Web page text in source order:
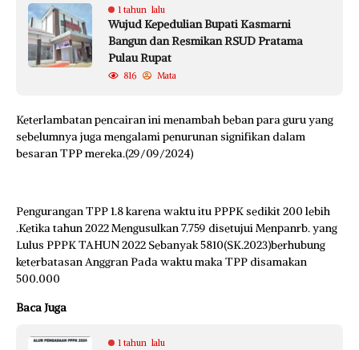
1 tahun lalu
Wujud Kepedulian Bupati Kasmarni
Bangun dan Resmikan RSUD Pratama
Pulau Rupat
816 Mata
Keterlambatan pencairan ini menambah beban para guru yang
sebelumnya juga mengalami penurunan signifikan dalam
besaran TPP mereka.(29/09/2024)
Pengurangan TPP 1.8 karena waktu itu PPPK sedikit 200 lebih
.Ketika tahun 2022 Mengusulkan 7.759 disetujui Menpanrb. yang
Lulus PPPK TAHUN 2022 Sebanyak 5810(SK.2023)berhubung
keterbatasan Anggran Pada waktu maka TPP disamakan
500.000
Baca Juga
1 tahun lalu